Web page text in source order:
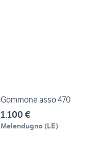
Gommone asso 470
1.100 €
Melendugno (LE)